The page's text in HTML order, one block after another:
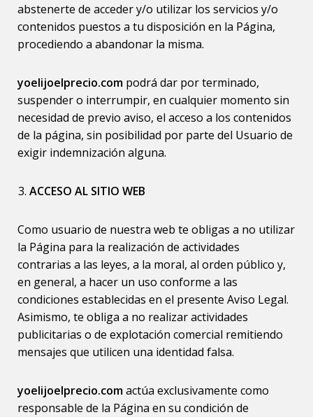
abstenerte de acceder y/o utilizar los servicios y/o
contenidos puestos a tu disposición en la Página,
procediendo a abandonar la misma.
yoelijoelprecio.com podrá dar por terminado,
suspender o interrumpir, en cualquier momento sin
necesidad de previo aviso, el acceso a los contenidos
de la página, sin posibilidad por parte del Usuario de
exigir indemnización alguna.
ACCESO AL SITIO WEB
Como usuario de nuestra web te obligas a no utilizar
la Página para la realización de actividades
contrarias a las leyes, a la moral, al orden público y,
en general, a hacer un uso conforme a las
condiciones establecidas en el presente Aviso Legal.
Asimismo, te obliga a no realizar actividades
publicitarias o de explotación comercial remitiendo
mensajes que utilicen una identidad falsa.
yoelijoelprecio.comactúa exclusivamente como
responsable de la Página en su condición de